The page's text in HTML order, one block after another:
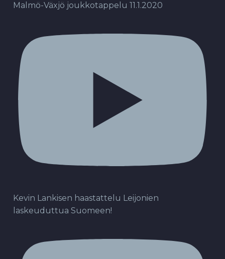
Malmö-Växjö joukkotappelu 11.1.2020
Kevin Lankisen haastattelu Leijonien
laskeuduttua Suomeen!